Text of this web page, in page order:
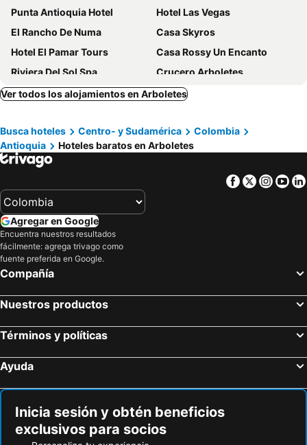
Punta Antioquia Hotel
Hotel Las Vegas
El Rancho De Numa
Casa Skyros
Hotel El Pamar Tours
Casa Rossy Un Encanto
Riviera Del Sol Spa
Crucero Arboletes
Palma Vino
Mi Remanso
Cerro de Zumba
Ver todos los alojamientos en Arboletes
Busca hoteles Centro- y Sudamérica
Colombia
Antioquia
Hoteles baratos en Arboletes
Facebook
Twitter
Agregar en Google
Encuentra nuestros resultados
fácilmente: agrega trivago como
fuente preferida en Google.
Compañía
Nuestros productos
Términos y políticas
Ayuda
Inicia sesión y obtén beneficios
exclusivos para socios